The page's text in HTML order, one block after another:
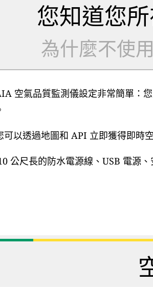
您知道您
為什麼不使
空氣品質監測儀設定非常簡單：
可以透過地圖和 API 立即獲得即時
公尺長的防水電源線、USB 電源